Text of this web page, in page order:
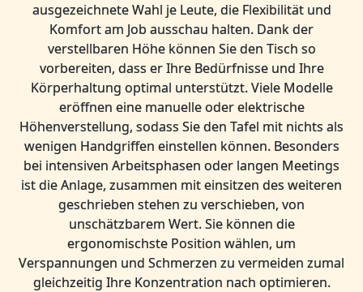
ausgezeichnete Wahl je Leute, die Flexibilität und
Komfort am Job ausschau halten. Dank der
verstellbaren Höhe können Sie den Tisch so
vorbereiten, dass er Ihre Bedürfnisse und Ihre
Körperhaltung optimal unterstützt. Viele Modelle
eröffnen eine manuelle oder elektrische
Höhenverstellung, sodass Sie den Tafel mit nichts als
wenigen Handgriffen einstellen können. Besonders
bei intensiven Arbeitsphasen oder langen Meetings
ist die Anlage, zusammen mit einsitzen des weiteren
geschrieben stehen zu verschieben, von
unschätzbarem Wert. Sie können die
ergonomischste Position wählen, um
Verspannungen und Schmerzen zu vermeiden zumal
gleichzeitig Ihre Konzentration nach optimieren.